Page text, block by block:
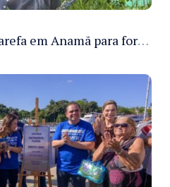
Cosama inicia força-tarefa em Anamã para fortalecer abastecimento de água e segurança hídrica da população